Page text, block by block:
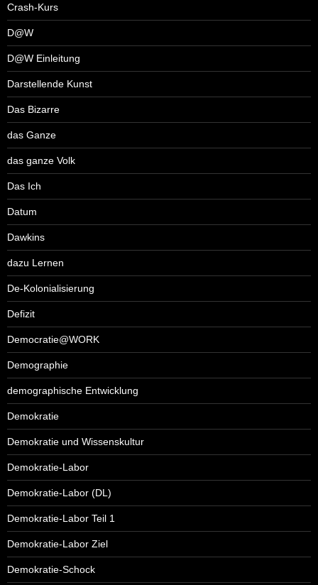
Crash-Kurs
D@W
D@W Einleitung
Darstellende Kunst
Das Bizarre
das Ganze
das ganze Volk
Das Ich
Datum
Dawkins
dazu Lernen
De-Kolonialisierung
Defizit
Democratie@WORK
Demographie
demographische Entwicklung
Demokratie
Demokratie und Wissenskultur
Demokratie-Labor
Demokratie-Labor (DL)
Demokratie-Labor Teil 1
Demokratie-Labor Ziel
Demokratie-Schock